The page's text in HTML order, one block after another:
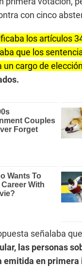
con cinco
los artículos
que los
cargo de
señalaba que
las personas
emitida en